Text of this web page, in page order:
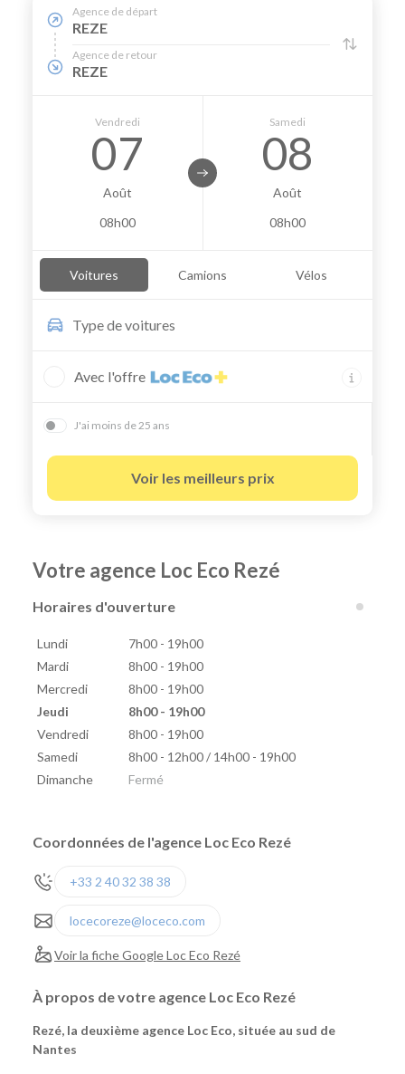
Agence de départ
REZE
Agence de retour
REZE
Vendredi
07
Août
08h00
Samedi
08
Août
08h00
Voitures Camions Vélos
Type devoitures
Avec l'offre
J'ai moins de 25 ans
Voir les meilleurs prix
Votre agence Loc Eco Rezé
Horaires d'ouverture
Lundi
7h00 - 19h00
Mardi
8h00 - 19h00
Mercredi
8h00 - 19h00
Jeudi
8h00 - 19h00
Vendredi
8h00 - 19h00
Samedi
8h00 - 12h00 / 14h00 - 19h00
Dimanche
Fermé
Coordonnées de l'agence Loc Eco Rezé
+33 2 40 32 38 38
locecoreze@loceco.com
Voir la fiche Google Loc Eco Rezé
À propos de votre agence Loc Eco Rezé
Rezé, la deuxième agence Loc Eco, située au sud de
Nantes